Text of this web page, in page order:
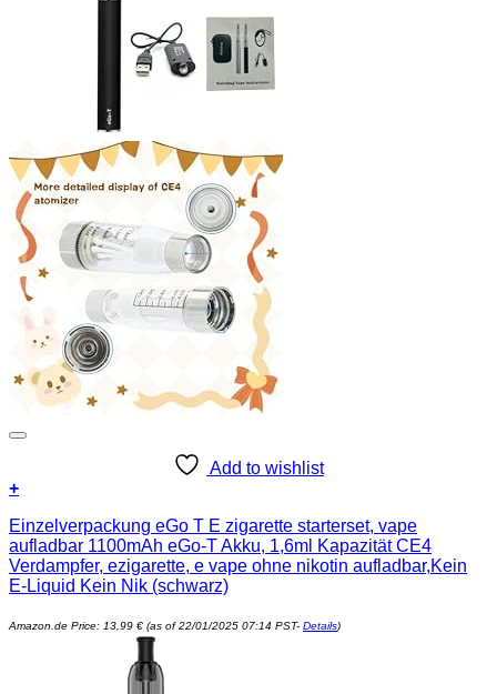
Add to wishlist
+
Einzelverpackung eGo T E zigarette starterset, vape
aufladbar 1100mAh eGo-T Akku, 1,6ml Kapazität CE4
Verdampfer, ezigarette, e vape ohne nikotin aufladbar,Kein
E-Liquid Kein Nik (schwarz)
Amazon.de Price: 13,99 € (as of 22/01/2025 07:14 PST- Details)